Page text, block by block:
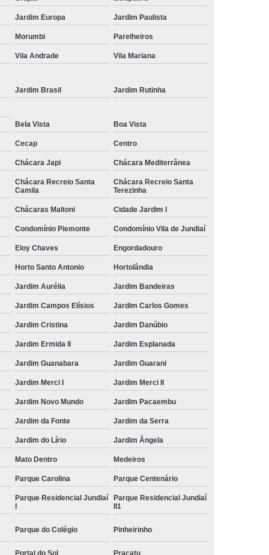
Jardim Europa Jardim Paulista
Morumbi Parelheiros
Vila Andrade Vila Mariana
Jardim Brasil Jardim Rutinha
Bela Vista Boa Vista
Cecap Centro
Chácara Japi Chácara Mediterrânea
Chácara Recreio Santa
Camila
Chácara Recreio Santa
Terezinha
Chácaras Maltoni Cidade Jardim I
Condomínio Piemonte Condomínio Vila de Jundiaí
Eloy Chaves Engordadouro
Horto Santo Antonio Hortolândia
Jardim Aurélia Jardim Bandeiras
Jardim Campos Elísios Jardim Carlos Gomes
Jardim Cristina Jardim Danúbio
Jardim Ermida II Jardim Esplanada
Jardim Guanabara Jardim Guarani
Jardim Merci I Jardim Merci II
Jardim Novo Mundo Jardim Pacaembu
Jardim da Fonte Jardim da Serra
Jardim do Lírio Jardim Ângela
Mato Dentro Medeiros
Parque Carolina Parque Centenário
Parque Residencial Jundiaí
Parque Residencial Jundiaí
II1
Parque do Colégio Pinheirinho
Portal do Sol Pracatu